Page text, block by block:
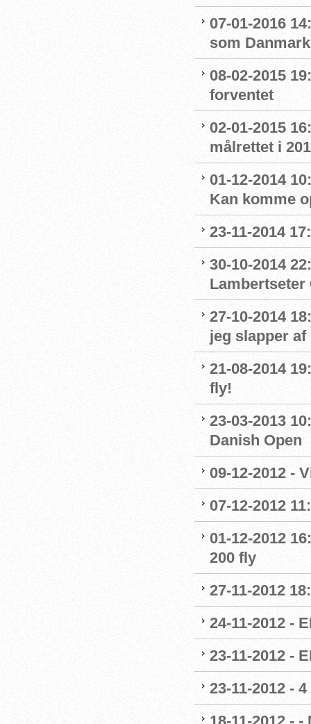
07-01-2016
som
08-02-2015
forventet
02-01-2015
målrettet i
01-12-2014
Kan komme
23-11-2014
30-10-2014
Lambertseter
27-10-2014
jeg slapper af
21-08-2014
fly!
23-03-2013
Danish Open
09-12-2012 -
07-12-2012
01-12-2012
200 fly
27-11-2012
24-11-2012 -
23-11-2012 -
23-11-2012 -